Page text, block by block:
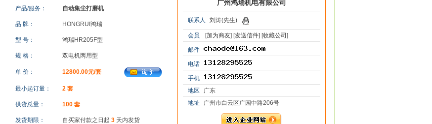
产品/服务： 自动集尘打磨机
品 牌： HONGRUI鸿瑞
型 号： 鸿瑞HR205F型
规 格： 双电机两用型
单 价： 12800.00元/套
最小起订量： 2 套
供货总量： 100 套
发货期限： 自买家付款之日起 3 天内发货
广州鸿瑞机电有限公司
联系人 刘涛(先生)
会员 [加为商友] [发送信件] [收藏公司]
邮件
电话
手机
地区
广东
地址
广州市白云区广园中路206号